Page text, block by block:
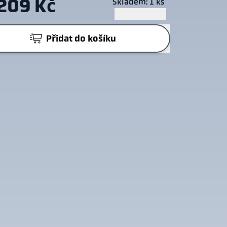
Kč
Přidat do košíku